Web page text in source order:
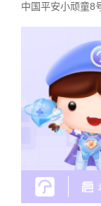
中国平安小顽童8